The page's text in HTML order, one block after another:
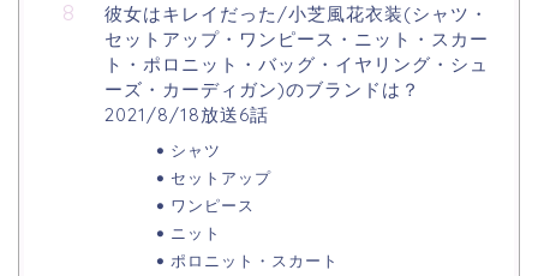
彼女はキレイだった/小芝風花衣装(シャツ・
セットアップ・ワンピース・ニット・スカー
ト・ポロニット・バッグ・イヤリング・シュ
ーズ・カーディガン)のブランドは？
2021/8/18放送6話
シャツ
セットアップ
ワンピース
ニット
ポロニット・スカート